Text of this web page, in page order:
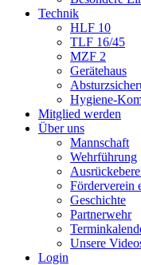
Technik
HLF 10
TLF 16/45
MZF 2
Gerätehaus
Hygiene-
Mitglied werden
Über uns
Mannschaft
Wehrführung
Förderverein
Geschichte
Partnerwehr
Unsere
Login